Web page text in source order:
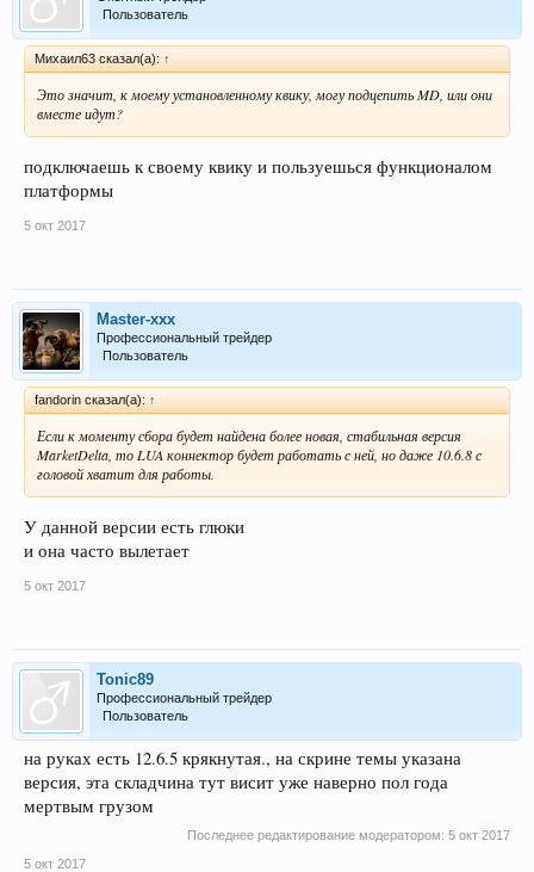
Пользователь
Михаил63 сказал(а): ↑
Это значит, к моему установленному квику, могу подцепить MD, или они
вместе идут?
подключаешь к своему квику и пользуешься функционалом
платформы
5 окт 2017
Master-xxx
Профессиональный трейдер
Пользователь
fandorin сказал(а): ↑
Если к моменту сбора будет найдена более новая, стабильная версия
MarketDelta, то LUA коннектор будет работать с ней, но даже 10.6.8 с
головой хватит для работы.
У данной версии есть глюки
и она часто вылетает
5 окт 2017
Tonic89
Профессиональный трейдер
Пользователь
на руках есть 12.6.5 крякнутая., на скрине темы указана
версия, эта складчина тут висит уже наверно пол года
мертвым грузом
Последнее редактирование модератором: 5 окт 2017
5 окт 2017